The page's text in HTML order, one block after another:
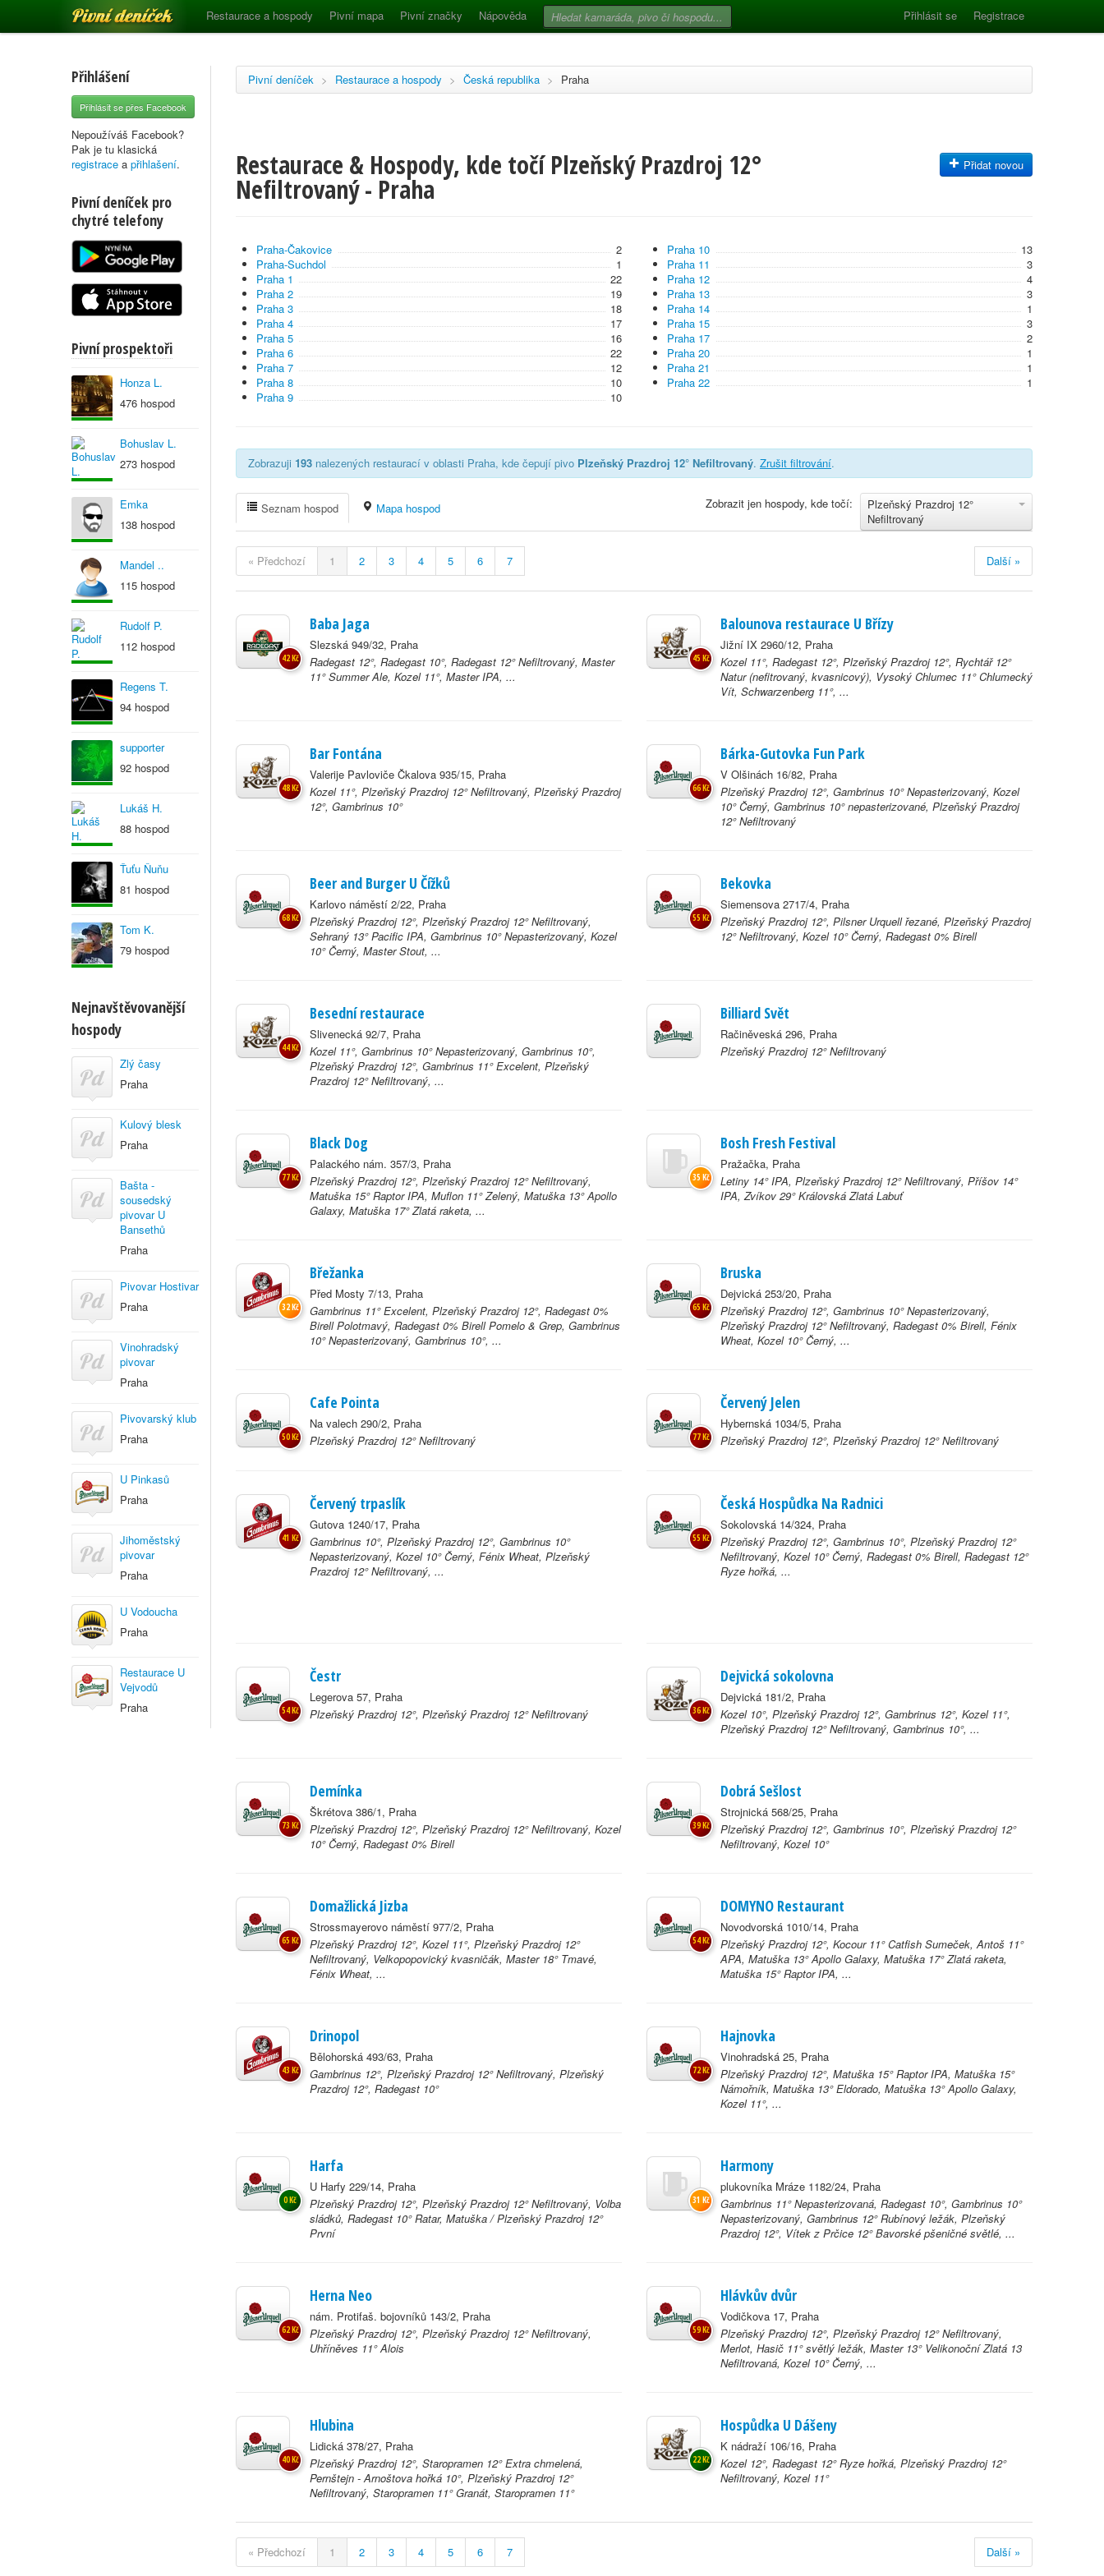
Pivní deníček Restaurace a hospody Pivní mapa Pivní značky Nápověda Přihlásit se Registrace
Přihlášení
Přihlásit se přes Facebook
Nepoužíváš Facebook?
Pak je tu klasická
registrace a přihlašení.
Pivní deníček pro
chytré telefony
Pivní prospektoři
Honza L.
476 hospod
Bohuslav L.
273 hospod
Emka
138 hospod
Mandel ..
115 hospod
Rudolf P.
112 hospod
Regens T.
94 hospod
supporter
92 hospod
Lukáš H.
88 hospod
Ťuťu Ňuňu
81 hospod
Tom K.
79 hospod
Nejnavštěvovanější
hospody
Zlý časy
Praha
Kulový blesk
Praha
Bašta -
sousedský
pivovar U
Bansethů
Praha
Pivovar Hostivar
Praha
Vinohradský
pivovar
Praha
Pivovarský klub
Praha
U Pinkasů
Praha
Jihoměstský
pivovar
Praha
U Vodoucha
Praha
Restaurace U
Vejvodů
Praha
Pivní deníček > Restaurace a hospody > Česká republika > Praha
Restaurace & Hospody, kde točí Plzeňský Prazdroj 12°
Nefiltrovaný - Praha
Přidat novou
Praha-Čakovice
2
Praha-Suchdol
1
Praha 1
22
Praha 2
19
Praha 3
18
Praha 4
17
Praha 5
16
Praha 6
22
Praha 7
12
Praha 8
10
Praha 9
10
Praha 10
13
Praha 11
3
Praha 12
4
Praha 13
3
Praha 14
1
Praha 15
3
Praha 17
2
Praha 20
1
Praha 21
1
Praha 22
1
Zobrazuji 193 nalezených restaurací v oblasti Praha, kde čepují pivo Plzeňský Prazdroj 12° Nefiltrovaný. Zrušit filtrování.
Plzeňský Prazdroj 12°
Nefiltrovaný
Zobrazit jen hospody, kde točí:
Seznam hospod Mapa hospod
« Předchozí 1 2 3 4 5 6 7 Další »
Baba Jaga
Slezská 949/32, Praha
Radegast 12°, Radegast 10°, Radegast 12° Nefiltrovaný, Master
11° Summer Ale, Kozel 11°, Master IPA, ...
42 Kč
Balounova restaurace U Břízy
Jižní IX 2960/12, Praha
Kozel 11°, Radegast 12°, Plzeňský Prazdroj 12°, Rychtář 12°
Natur (nefitrovaný, kvasnicový), Vysoký Chlumec 11° Chlumecký
Vít, Schwarzenberg 11°, ...
45 Kč
Bar Fontána
Valerije Pavloviče Čkalova 935/15, Praha
Kozel 11°, Plzeňský Prazdroj 12° Nefiltrovaný, Plzeňský Prazdroj
12°, Gambrinus 10°
48 Kč
Bárka-Gutovka Fun Park
V Olšinách 16/82, Praha
Plzeňský Prazdroj 12°, Gambrinus 10° Nepasterizovaný, Kozel
10° Černý, Gambrinus 10° nepasterizované, Plzeňský Prazdroj
12° Nefiltrovaný
66 Kč
Beer and Burger U Čížků
Karlovo náměstí 2/22, Praha
Plzeňský Prazdroj 12°, Plzeňský Prazdroj 12° Nefiltrovaný,
Sehraný 13° Pacific IPA, Gambrinus 10° Nepasterizovaný, Kozel
10° Černý, Master Stout, ...
68 Kč
Bekovka
Siemensova 2717/4, Praha
Plzeňský Prazdroj 12°, Pilsner Urquell řezané, Plzeňský Prazdroj
12° Nefiltrovaný, Kozel 10° Černý, Radegast 0% Birell
55 Kč
Besední restaurace
Slivenecká 92/7, Praha
Kozel 11°, Gambrinus 10° Nepasterizovaný, Gambrinus 10°,
Plzeňský Prazdroj 12°, Gambrinus 11° Excelent, Plzeňský
Prazdroj 12° Nefiltrovaný, ...
44 Kč
Billiard Svět
Račiněveská 296, Praha
Plzeňský Prazdroj 12° Nefiltrovaný
Black Dog
Palackého nám. 357/3, Praha
Plzeňský Prazdroj 12°, Plzeňský Prazdroj 12° Nefiltrovaný,
Matuška 15° Raptor IPA, Muflon 11° Zelený, Matuška 13° Apollo
Galaxy, Matuška 17° Zlatá raketa, ...
77 Kč
Bosh Fresh Festival
Pražačka, Praha
Letiny 14° IPA, Plzeňský Prazdroj 12° Nefiltrovaný, Příšov 14°
IPA, Zvíkov 29° Královská Zlatá Labuť
35 Kč
Břežanka
Před Mosty 7/13, Praha
Gambrinus 11° Excelent, Plzeňský Prazdroj 12°, Radegast 0%
Birell Polotmavý, Radegast 0% Birell Pomelo & Grep, Gambrinus
10° Nepasterizovaný, Gambrinus 10°, ...
32 Kč
Bruska
Dejvická 253/20, Praha
Plzeňský Prazdroj 12°, Gambrinus 10° Nepasterizovaný,
Plzeňský Prazdroj 12° Nefiltrovaný, Radegast 0% Birell, Fénix
Wheat, Kozel 10° Černý, ...
65 Kč
Cafe Pointa
Na valech 290/2, Praha
Plzeňský Prazdroj 12° Nefiltrovaný
50 Kč
Červený Jelen
Hybernská 1034/5, Praha
Plzeňský Prazdroj 12°, Plzeňský Prazdroj 12° Nefiltrovaný
77 Kč
Červený trpaslík
Gutova 1240/17, Praha
Gambrinus 10°, Plzeňský Prazdroj 12°, Gambrinus 10°
Nepasterizovaný, Kozel 10° Černý, Fénix Wheat, Plzeňský
Prazdroj 12° Nefiltrovaný, ...
41 Kč
Česká Hospůdka Na Radnici
Sokolovská 14/324, Praha
Plzeňský Prazdroj 12°, Gambrinus 10°, Plzeňský Prazdroj 12°
Nefiltrovaný, Kozel 10° Černý, Radegast 0% Birell, Radegast 12°
Ryze hořká, ...
55 Kč
Čestr
Legerova 57, Praha
Plzeňský Prazdroj 12°, Plzeňský Prazdroj 12° Nefiltrovaný
54 Kč
Dejvická sokolovna
Dejvická 181/2, Praha
Kozel 10°, Plzeňský Prazdroj 12°, Gambrinus 12°, Kozel 11°,
Plzeňský Prazdroj 12° Nefiltrovaný, Gambrinus 10°, ...
36 Kč
Demínka
Škrétova 386/1, Praha
Plzeňský Prazdroj 12°, Plzeňský Prazdroj 12° Nefiltrovaný, Kozel
10° Černý, Radegast 0% Birell
73 Kč
Dobrá Sešlost
Strojnická 568/25, Praha
Plzeňský Prazdroj 12°, Gambrinus 10°, Plzeňský Prazdroj 12°
Nefiltrovaný, Kozel 10°
39 Kč
Domažlická Jizba
Strossmayerovo náměstí 977/2, Praha
Plzeňský Prazdroj 12°, Kozel 11°, Plzeňský Prazdroj 12°
Nefiltrovaný, Velkopopovický kvasničák, Master 18° Tmavé,
Fénix Wheat, ...
65 Kč
DOMYNO Restaurant
Novodvorská 1010/14, Praha
Plzeňský Prazdroj 12°, Kocour 11° Catfish Sumeček, Antoš 11°
APA, Matuška 13° Apollo Galaxy, Matuška 17° Zlatá raketa,
Matuška 15° Raptor IPA, ...
54 Kč
Drinopol
Bělohorská 493/63, Praha
Gambrinus 12°, Plzeňský Prazdroj 12° Nefiltrovaný, Plzeňský
Prazdroj 12°, Radegast 10°
43 Kč
Hajnovka
Vinohradská 25, Praha
Plzeňský Prazdroj 12°, Matuška 15° Raptor IPA, Matuška 15°
Námořník, Matuška 13° Eldorado, Matuška 13° Apollo Galaxy,
Kozel 11°, ...
72 Kč
Harfa
U Harfy 229/14, Praha
Plzeňský Prazdroj 12°, Plzeňský Prazdroj 12° Nefiltrovaný, Volba
sládků, Radegast 10° Ratar, Matuška / Plzeňský Prazdroj 12°
První
0 Kč
Harmony
plukovníka Mráze 1182/24, Praha
Gambrinus 11° Nepasterizovaná, Radegast 10°, Gambrinus 10°
Nepasterizovaný, Gambrinus 12° Rubínový ležák, Plzeňský
Prazdroj 12°, Vítek z Prčice 12° Bavorské pšeničné světlé, ...
31 Kč
Herna Neo
nám. Protifaš. bojovníků 143/2, Praha
Plzeňský Prazdroj 12°, Plzeňský Prazdroj 12° Nefiltrovaný,
Uhříněves 11° Alois
62 Kč
Hlávkův dvůr
Vodičkova 17, Praha
Plzeňský Prazdroj 12°, Plzeňský Prazdroj 12° Nefiltrovaný,
Merlot, Hasič 11° světlý ležák, Master 13° Velikonoční Zlatá 13
Nefiltrovaná, Kozel 10° Černý, ...
59 Kč
Hlubina
Lidická 378/27, Praha
Plzeňský Prazdroj 12°, Staropramen 12° Extra chmelená,
Pernštejn - Arnoštova hořká 10°, Plzeňský Prazdroj 12°
Nefiltrovaný, Staropramen 11° Granát, Staropramen 11°
40 Kč
Hospůdka U Dášeny
K nádraží 106/16, Praha
Kozel 12°, Radegast 12° Ryze hořká, Plzeňský Prazdroj 12°
Nefiltrovaný, Kozel 11°
22 Kč
« Předchozí 1 2 3 4 5 6 7 Další »